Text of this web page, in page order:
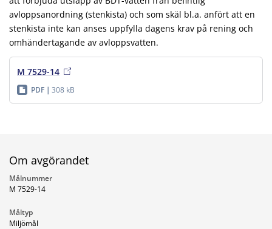
avloppsanordning (stenkista) och som skäl bl.a. anfört att en
stenkista inte kan anses uppfylla dagens krav på rening och
omhändertagande av avloppsvatten.
M 7529-14
PDF 308 kB
Om avgörandet
Målnummer
M 7529-14
Måltyp
Miljömål